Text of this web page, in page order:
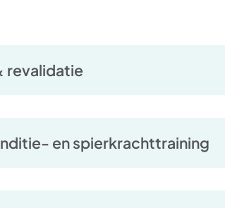
revalidatie
en spierkrachttraining